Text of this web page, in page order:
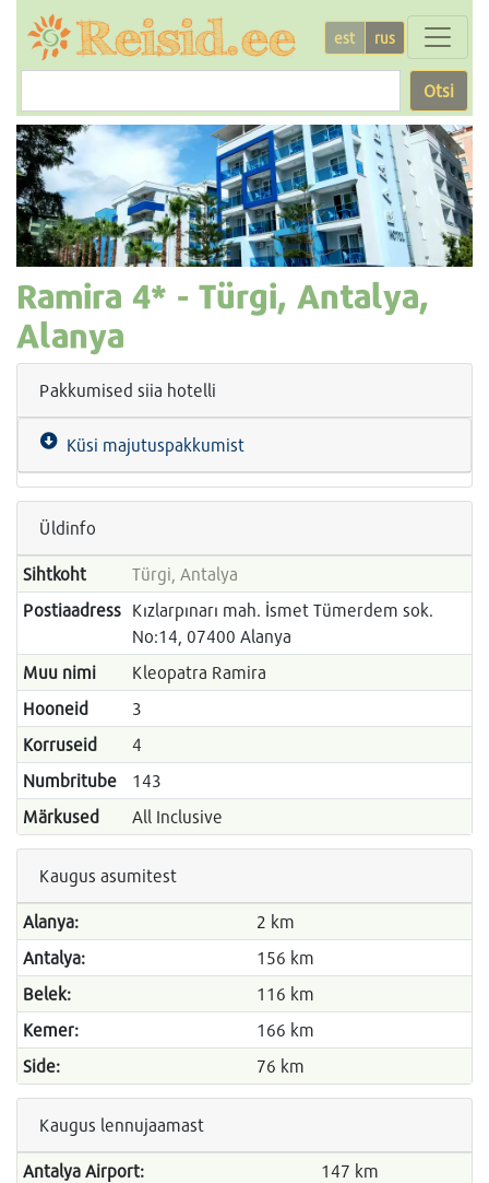
est rus
Otsi
Ramira 4* - Türgi, Antalya,
Alanya
Pakkumised siia hotelli
Küsi majutuspakkumist
Üldinfo
Sihtkoht
Türgi, Antalya
Postiaadress Kızlarpınarı mah. İsmet Tümerdem sok.
No:14, 07400 Alanya
Muu nimi
Kleopatra Ramira
Hooneid
3
Korruseid
4
Numbritube
143
Märkused
All Inclusive
Kaugus asumitest
Alanya:
2 km
Antalya:
156 km
Belek:
116 km
Kemer:
166 km
Side:
76 km
Kaugus lennujaamast
Antalya Airport: 147 km